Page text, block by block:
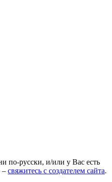
по-русски, и/или у Вас есть
– свяжитесь с создателем сайта.